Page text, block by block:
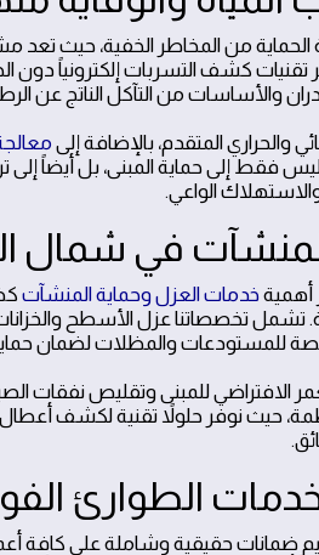
الحماية من المخاطر الخفية، حيث تعد
كشف التسربات إلكترونياً دون
والأساسات من التآكل الناتج عن
والحراري المتقدم، بالإضافة إلى
فقط إلى حماية المبنى، بل أيضاً إلى
والاستهلاك الواعي.
أهميةخدمات العزل وحماية المنشآت
تشمل تخصصاتنا عزل الأسطح
للمستودعات والمظلات لضمان
الافتراضي للمبنى وتقليص نفقات
حيث نوفر حلولاً تقنية لكشف أعطال
ضمانات حقيقية وشاملة على كافة